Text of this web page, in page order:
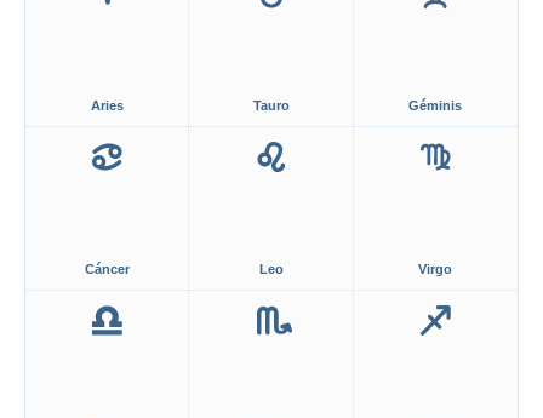
Aries Tauro Géminis
Cáncer Leo Virgo